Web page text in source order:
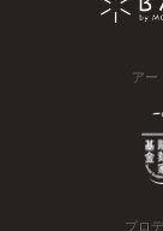
アー
プロ